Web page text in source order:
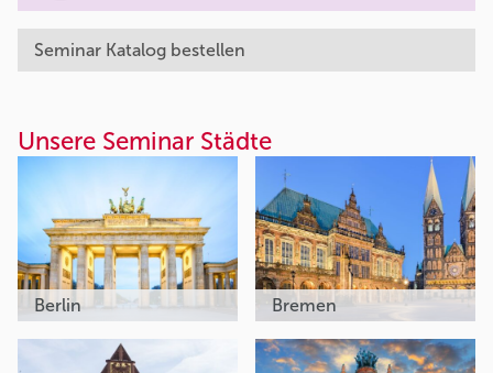
Seminar Katalog bestellen
Unsere Seminar Städte
Berlin Bremen